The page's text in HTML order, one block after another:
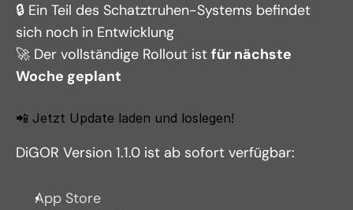
🔒 Ein Teil des Schatztruhen-Systems befindet
sich noch in Entwicklung
🚀 Der vollständige Rollout ist für nächste
Woche geplant
📲 Jetzt Update laden und loslegen!
DiGOR Version 1.1.0 ist ab sofort verfügbar:
App Store